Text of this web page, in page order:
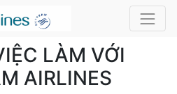
LÀM VỚI
AIRLINES